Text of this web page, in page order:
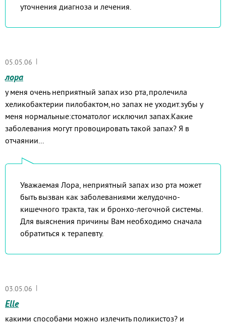
уточнения диагноза и лечения.
05.05.06 |
лора
у меня очень неприятный запах изо рта,пролечила
хеликобактерии пилобактом,но запах не уходит.зубы у
меня нормальные:стоматолог исключил запах.Какие
заболевания могут провоцировать такой запах? Я в
отчаянии...
Уважаемая Лора, неприятный запах изо рта может
быть вызван как заболеваниями желудочно-
кишечного тракта, так и бронхо-легочной системы.
Для выяснения причины Вам необходимо сначала
обратиться к терапевту.
03.05.06 |
Elle
какими способами можно излечить поликистоз? и